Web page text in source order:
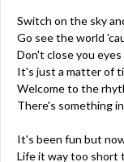
Switch on the sky
Go see the world
Don't close you
It's just a matter of
Welcome to the
There's something
It's been fun but
Life it way too short